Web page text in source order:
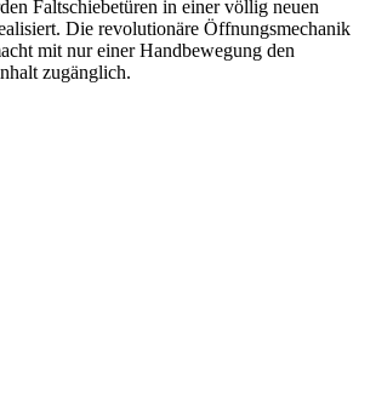
Faltschiebetüren in einer völlig neuen
Die revolutionäre Öffnungsmechanik
mit nur einer Handbewegung den
zugänglich.